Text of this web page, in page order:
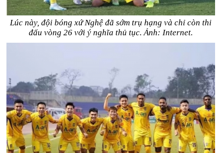
Lúc này, đội bóng xứ Nghệ đã sớm trụ hạng và chỉ còn thi
đấu vòng 26 với ý nghĩa thủ tục. Ảnh: Internet.